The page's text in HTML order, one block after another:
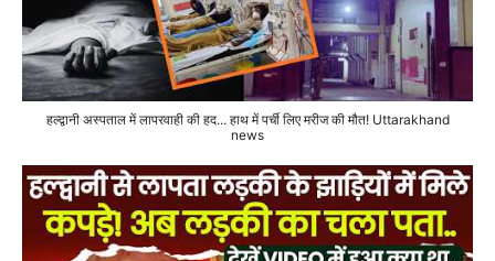
हल्द्वानी अस्पताल में लापरवाही की हद... हाथ में पर्ची लिए मरीज की मौत! Uttarakhand
news